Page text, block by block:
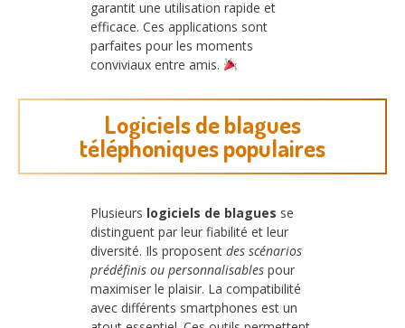
garantit une utilisation rapide et
efficace. Ces applications sont
parfaites pour les moments
conviviaux entre amis.
Logiciels de blagues
téléphoniques populaires
Plusieurs logiciels de blagues se
distinguent par leur fiabilité et leur
diversité. Ils proposent des scénarios
prédéfinis ou personnalisables pour
maximiser le plaisir. La compatibilité
avec différents smartphones est un